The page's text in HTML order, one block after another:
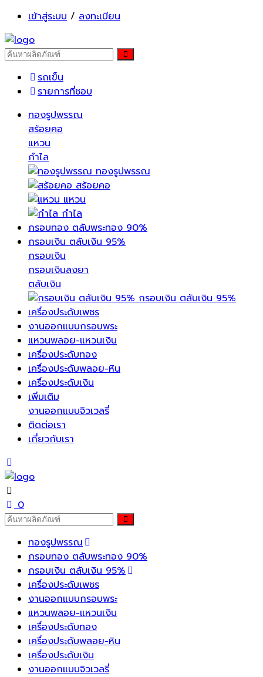
เข้าสู่ระบบ / ลงทะเบียน
รถเข็น
รายการที่ชอบ
ทองรูปพรรณ
สร้อยคอ
แหวน
กำไล
ทองรูปพรรณ
สร้อยคอ
แหวน
กำไล
กรอบทอง ตลับพระทอง 90%
กรอบเงิน ตลับเงิน 95%
กรอบเงิน
กรอบเงินลงยา
ตลับเงิน
กรอบเงิน ตลับเงิน 95%
เครื่องประดับเพชร
งานออกแบบกรอบพระ
แหวนพลอย-แหวนเงิน
เครื่องประดับทอง
เครื่องประดับพลอย-หิน
เครื่องประดับเงิน
เพิ่มเติม
งานออกแบบจิวเวลรี่
ติดต่อเรา
เกี่ยวกับเรา
0
ทองรูปพรรณ
กรอบทอง ตลับพระทอง 90%
กรอบเงิน ตลับเงิน 95%
เครื่องประดับเพชร
งานออกแบบกรอบพระ
แหวนพลอย-แหวนเงิน
เครื่องประดับทอง
เครื่องประดับพลอย-หิน
เครื่องประดับเงิน
งานออกแบบจิวเวลรี่